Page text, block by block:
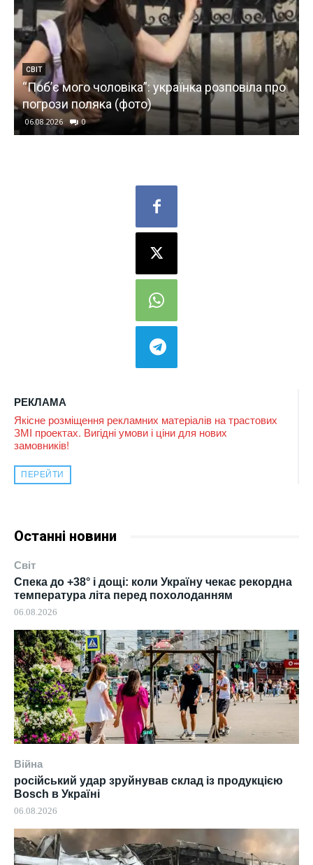
РЕКЛАМА
Якісне розміщення рекламних матеріалів на трастових
ЗМІ проектах. Вигідні умови і ціни для нових
замовників!
ПЕРЕЙТИ
Останні новини
Світ
Спека до +38° і дощі: коли Україну чекає рекордна
температура літа перед похолоданням
06.08.2026
Війна
російський удар зруйнував склад із продукцією
Bosch в Україні
06.08.2026
СВІТ
“Побʼє мого чоловіка”: українка розповіла про
погрози поляка (фото)
06.08.2026 0